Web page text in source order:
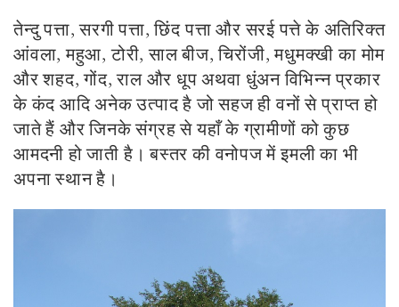
तेन्दु पत्ता, सरगी पत्ता, छिंद पत्ता और सरई पत्ते के अतिरिक्त
आंवला, महुआ, टोरी, साल बीज, चिरोंजी, मधुमक्खी का मोम
और शहद, गोंद, राल और धूप अथवा धुंअन विभिन्न प्रकार
के कंद आदि अनेक उत्पाद है जो सहज ही वनों से प्राप्त हो
जाते हैं और जिनके संग्रह से यहाँ के ग्रामीणों को कुछ
आमदनी हो जाती है। बस्तर की वनोपज में इमली का भी
अपना स्थान है।